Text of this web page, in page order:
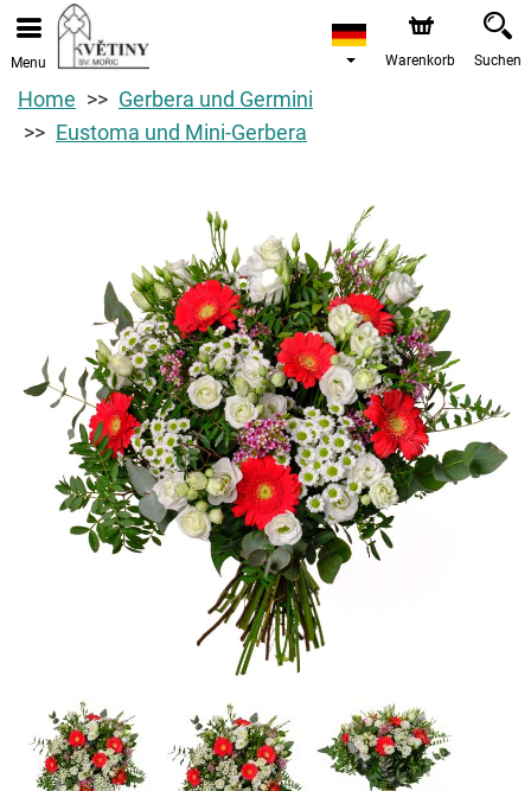
Menu Warenkorb Suchen
Home
Gerbera und Germini
Eustoma und Mini-Gerbera